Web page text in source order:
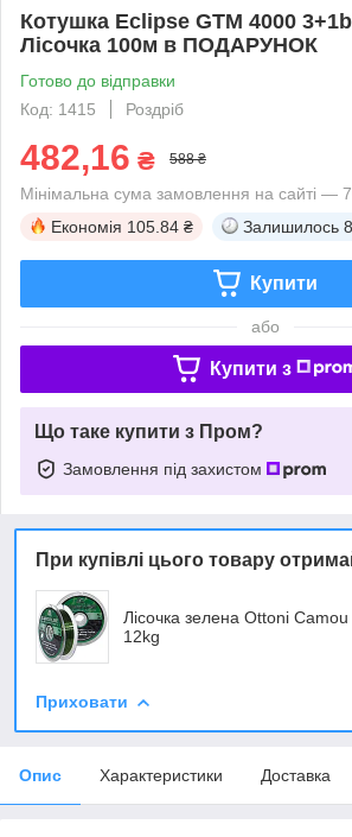
Котушка Eclipse GTM 4000
Лісочка 100м в ПОДАРУНОК
Готово до відправки
Код: 1415
Роздріб
482,16 ₴ 588 ₴
Мінімальна сума замовлення на сайті —
Економія 105.84 ₴ Залишилось
Купити
або
Купити з
Що таке купити з Пром?
Замовлення під захистом
При купівлі цього товару
Лісочка зелена Ottoni
12kg
Приховати
Опис Характеристики Доставка